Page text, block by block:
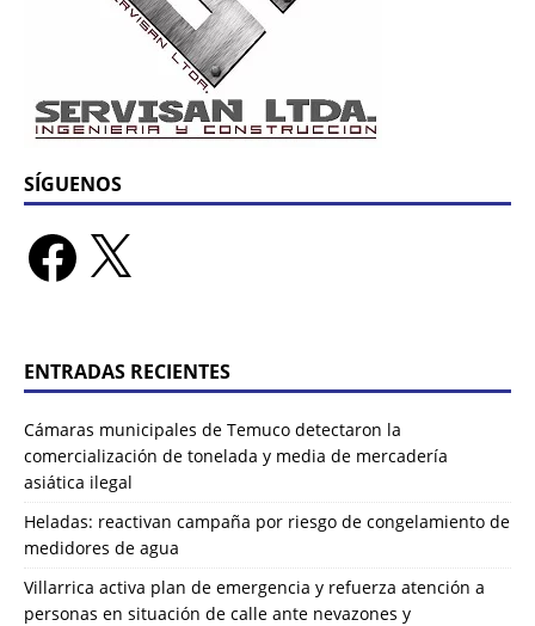
SÍGUENOS
ENTRADAS RECIENTES
Cámaras municipales de Temuco detectaron la
comercialización de tonelada y media de mercadería
asiática ilegal
Heladas: reactivan campaña por riesgo de congelamiento de
medidores de agua
Villarrica activa plan de emergencia y refuerza atención a
personas en situación de calle ante nevazones y